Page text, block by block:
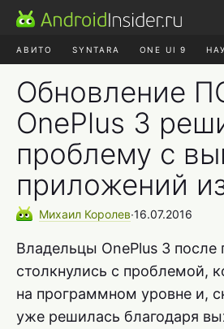
АВИТО SYNTARA ONE UI 9
DUCKDUCKGO
Обновление
OnePlus 3
проблему с
приложений
Михаил Королев∙16.07.2016
Владельцы OnePlus 3 после
столкнулись с проблемой,
на программном уровне и,
уже решилась благодаря